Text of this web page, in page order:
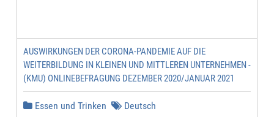
AUSWIRKUNGEN DER CORONA-PANDEMIE AUF DIE
WEITERBILDUNG IN KLEINEN UND MITTLEREN UNTERNEHMEN -
(KMU) ONLINEBEFRAGUNG DEZEMBER 2020/JANUAR 2021
Essen und Trinken Deutsch